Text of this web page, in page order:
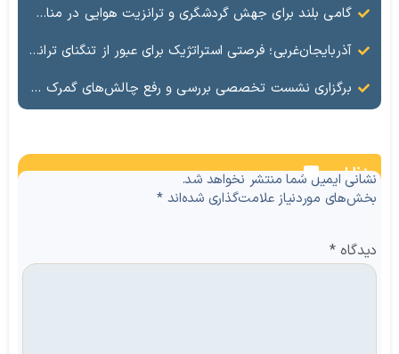
گامی بلند برای جهش گردشگری و ترانزیت هوایی در مناطق آزاد؛ هم‌افزایی راهبردی «کیش‌ایر» و «شهر فرودگاهی امام خمینی‌(ره)»
آذربایجان‌غربی؛ فرصتی استراتژیک برای عبور از تنگنای ترانزیتی
برگزاری نشست تخصصی بررسی و رفع چالش‌های گمرک بازرگان با حضور مسئولان ملی و منطقه‌ای
نظرات
نشانی ایمیل شما منتشر نخواهد شد.
بخش‌های موردنیاز علامت‌گذاری شده‌اند*
دیدگاه*